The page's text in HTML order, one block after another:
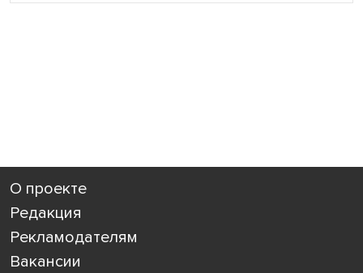
О проекте
Редакция
Рекламодателям
Вакансии